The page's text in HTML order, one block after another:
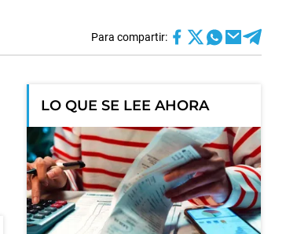
Para compartir:
LO QUE SE LEE AHORA